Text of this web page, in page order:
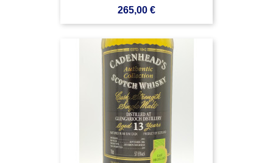
Prezzo
265,00 €